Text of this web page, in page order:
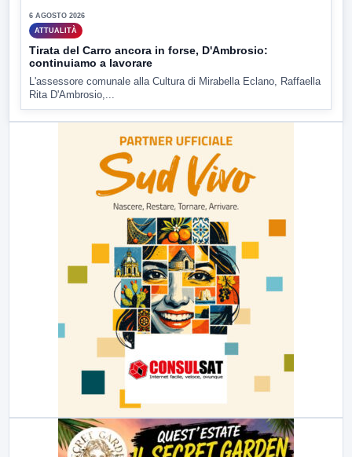
6 AGOSTO 2026
ATTUALITÀ
Tirata del Carro ancora in forse, D'Ambrosio:
continuiamo a lavorare
L'assessore comunale alla Cultura di Mirabella Eclano, Raffaella
Rita D'Ambrosio,...